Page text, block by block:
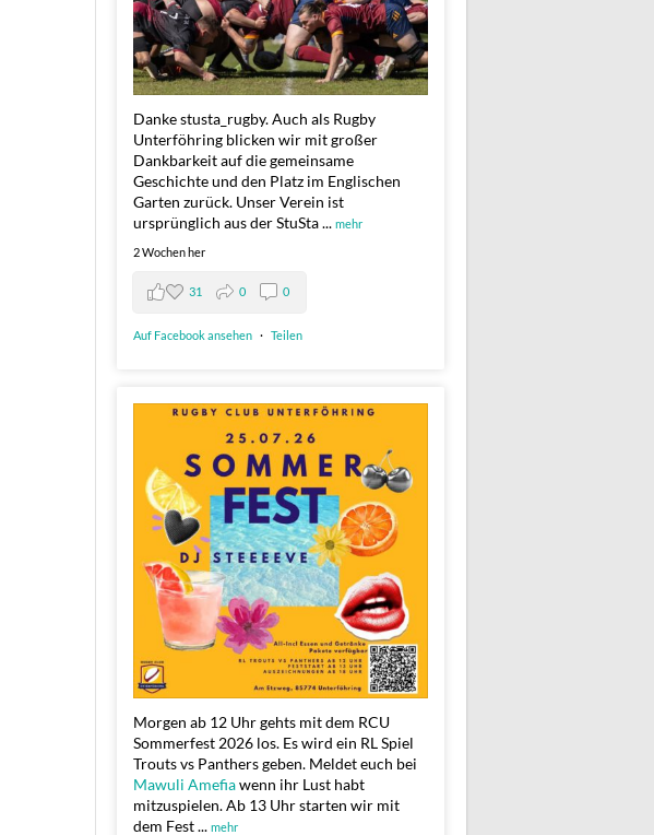
Danke stusta_rugby. Auch als Rugby
Unterföhring blicken wir mit großer
Dankbarkeit auf die gemeinsame
Geschichte und den Platz im Englischen
Garten zurück. Unser Verein ist
ursprünglich aus der StuSta... mehr
2 Wochen her
31 0 0
Auf Facebook ansehen · Teilen
Morgen ab 12 Uhr gehts mit dem RCU
Sommerfest 2026 los. Es wird ein RL Spiel
Trouts vs Panthers geben. Meldet euch bei
Mawuli Amefiawenn ihr Lust habt
mitzuspielen. Ab 13 Uhr starten wir mit
dem Fest... mehr